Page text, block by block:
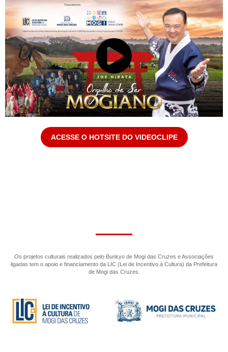
ACESSE O HOTSITE DO VIDEOCLIPE
Os projetos culturais realizados pelo Bunkyo de Mogi das Cruzes e Associações
ligadas tem o apoio e financiamento da LIC (Lei de Incentivo à Cultura) da Prefeitura
de Mogi das Cruzes.